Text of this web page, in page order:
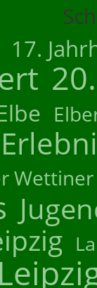
17.
Wettiner